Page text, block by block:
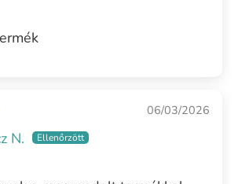
06/03/2026
N.